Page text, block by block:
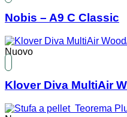
Nobis – A9 C Classic
Nuovo
Klover Diva MultiAir